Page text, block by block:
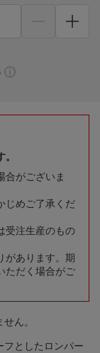
合がございま
じめご了承くだ
受注生産のもの
があります。期
ただく場合がご
ん。
フとしたロンパー